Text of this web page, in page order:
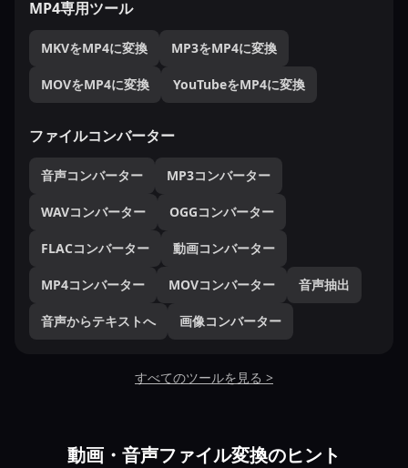
MP4専用ツール
MKVをMP4に変換 MP3をMP4に変換
MOVをMP4に変換 YouTubeをMP4に変換
ファイルコンバーター
音声コンバーター MP3コンバーター
WAVコンバーター OGGコンバーター
FLACコンバーター 動画コンバーター
MP4コンバーター MOVコンバーター 音声抽出
音声からテキストへ 画像コンバーター
すべてのツールを見る >
動画・音声ファイル変換のヒント